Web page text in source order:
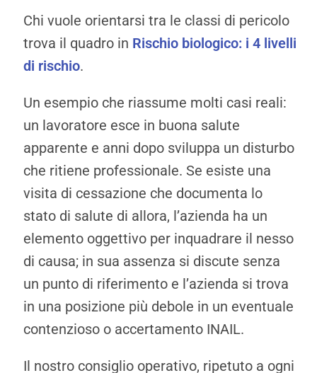
Chi vuole orientarsi tra le classi di pericolo
trova il quadro in Rischio biologico: i 4 livelli
di rischio.
Un esempio che riassume molti casi reali:
un lavoratore esce in buona salute
apparente e anni dopo sviluppa un disturbo
che ritiene professionale. Se esiste una
visita di cessazione che documenta lo
stato di salute di allora, l’azienda ha un
elemento oggettivo per inquadrare il nesso
di causa; in sua assenza si discute senza
un punto di riferimento e l’azienda si trova
in una posizione più debole in un eventuale
contenzioso o accertamento INAIL.
Il nostro consiglio operativo, ripetuto a ogni